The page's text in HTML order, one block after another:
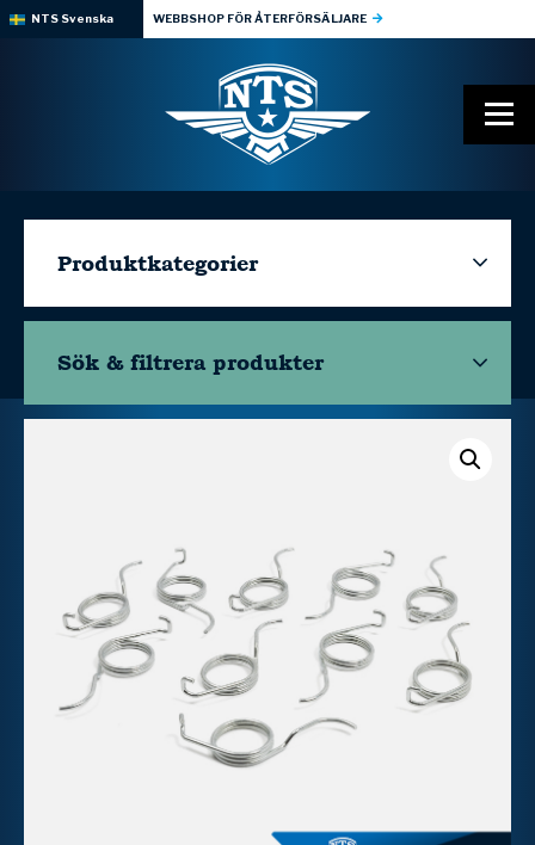
NTS Svenska WEBBSHOP FÖR ÅTERFÖRSÄLJARE
Produktkategorier
Sök & filtrera produkter